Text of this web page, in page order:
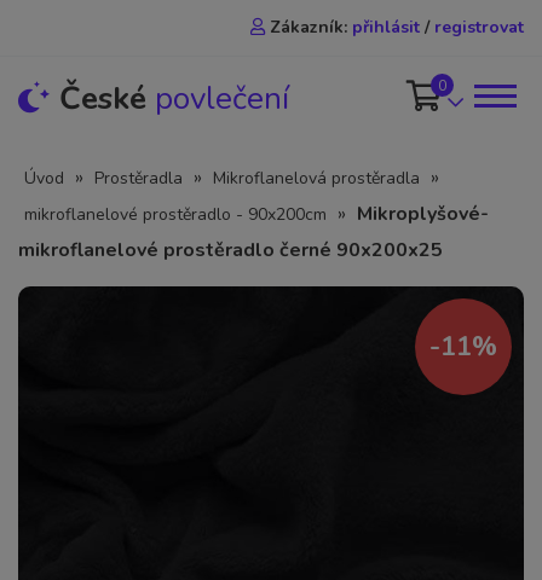
Zákazník: přihlásit / registrovat
České povlečení 0
Úvod » Prostěradla » Mikroflanelová prostěradla »
mikroflanelové prostěradlo - 90x200cm » Mikroplyšové-
mikroflanelové prostěradlo černé 90x200x25
-11%